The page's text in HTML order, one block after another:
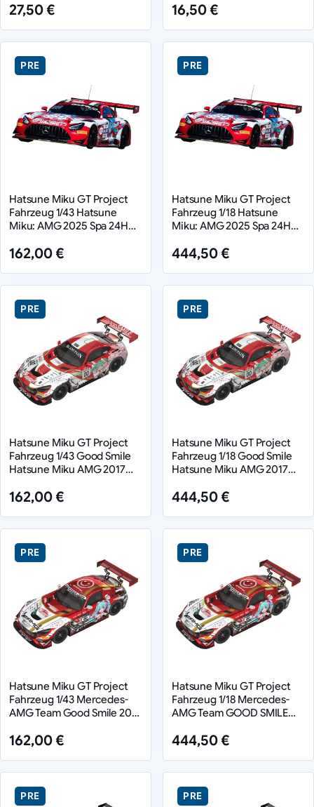
27,50 € 16,50 €
PRE
Hatsune Miku GT Project
Fahrzeug 1/43 Hatsune
Miku: AMG 2025 Spa 24H
162,00 €
PRE
Hatsune Miku GT Project
Fahrzeug 1/18 Hatsune
Miku: AMG 2025 Spa 24H
444,50 €
PRE
Hatsune Miku GT Project
Fahrzeug 1/43 Good Smile
Hatsune Miku AMG 2017
162,00 €
PRE
Hatsune Miku GT Project
Fahrzeug 1/18 Good Smile
Hatsune Miku AMG 2017
444,50 €
PRE
Hatsune Miku GT Project
Fahrzeug 1/43 Mercedes-
AMG Team Good Smile 2019
162,00 €
PRE
Hatsune Miku GT Project
Fahrzeug 1/18 Mercedes-
AMG Team GOOD SMILE
26 cm
444,50 €
PRE PRE